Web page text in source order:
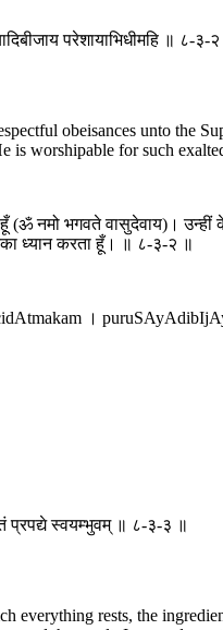
परेशायाभिधीमहि ॥ ८-३-
obeisances unto the
is worshipable for such
(ॐ नमो भगवते वासुदेवाय)।
ध्यान करता हूँ। ॥ ८-३-२ ॥
।
प्रपद्ये स्वयम्भुवम् ॥ ८-३-३ ॥
everything rests, the